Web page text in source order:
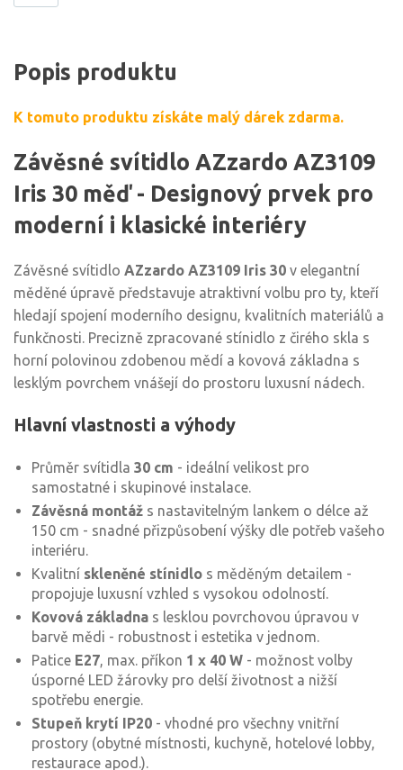
Popis produktu
K tomuto produktu získáte malý dárek zdarma.
Závěsné svítidlo AZzardo AZ3109
Iris 30 měď - Designový prvek pro
moderní i klasické interiéry
Závěsné svítidlo AZzardo AZ3109 Iris 30 v elegantní
měděné úpravě představuje atraktivní volbu pro ty, kteří
hledají spojení moderního designu, kvalitních materiálů a
funkčnosti. Precizně zpracované stínidlo z čirého skla s
horní polovinou zdobenou mědí a kovová základna s
lesklým povrchem vnášejí do prostoru luxusní nádech.
Hlavní vlastnosti a výhody
Průměr svítidla 30 cm - ideální velikost pro
samostatné i skupinové instalace.
Závěsná montáž s nastavitelným lankem o délce až
150 cm - snadné přizpůsobení výšky dle potřeb vašeho
interiéru.
Kvalitní skleněné stínidlo s měděným detailem -
propojuje luxusní vzhled s vysokou odolností.
Kovová základna s lesklou povrchovou úpravou v
barvě mědi - robustnost i estetika v jednom.
Patice E27, max. příkon 1 x 40 W - možnost volby
úsporné LED žárovky pro delší životnost a nižší
spotřebu energie.
Stupeň krytí IP20 - vhodné pro všechny vnitřní
prostory (obytné místnosti, kuchyně, hotelové lobby,
restaurace apod.).